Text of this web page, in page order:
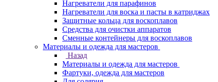
Нагреватели для парафинов
Нагреватели для воска и пасты в катриджах
Защитные кольца для воскоплавов
Средства для очистки аппаратов
Сменные контейнеры для воскоплавов
Материалы и одежда для мастеров
Назад
Материалы и одежда для мастеров
Фартуки, одежда для мастеров